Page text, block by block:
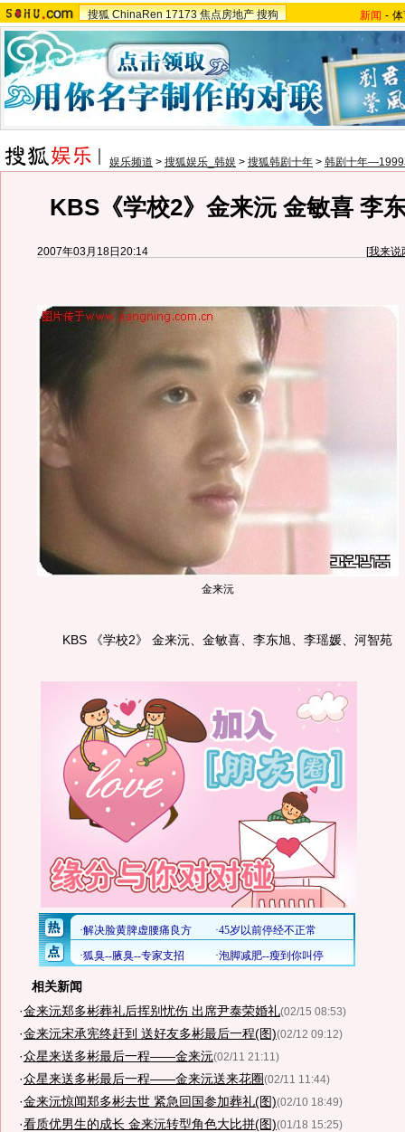
搜狐 ChinaRen 17173 焦点房地产 搜狗 新闻 -
娱乐频道 > 搜狐娱乐_韩娱 > 搜狐韩剧十年 > 韩剧十年—1999
KBS《学校2》金来沅 金敏喜 李
2007年03月18日20:14 [我来说
金来沅
KBS 《学校2》 金来沅、金敏喜、李东旭、李瑶媛、河智苑
相关新闻
·金来沅郑多彬葬礼后挥别忧伤 出席尹泰荣婚礼(02/15 08:53)
·金来沅宋承宪终赶到 送好友多彬最后一程(图)(02/12 09:12)
·众星来送多彬最后一程——金来沅(02/11 21:11)
·众星来送多彬最后一程——金来沅送来花圈(02/11 11:44)
·金来沅惊闻郑多彬去世 紧急回国参加葬礼(图)(02/10 18:49)
·看质优男生的成长 金来沅转型角色大比拼(图)(01/18 15:25)